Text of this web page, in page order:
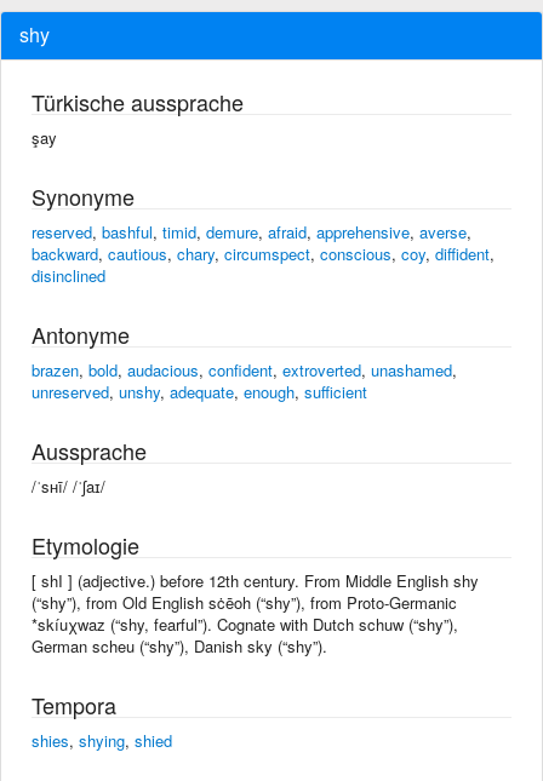
shy
Türkische aussprache
şay
Synonyme
reserved, bashful, timid, demure, afraid, apprehensive, averse,
backward, cautious, chary, circumspect, conscious, coy, diffident,
disinclined
Antonyme
brazen, bold, audacious, confident, extroverted, unashamed,
unreserved, unshy, adequate, enough, sufficient
Aussprache
/ˈsʜī/ /ˈʃaɪ/
Etymologie
[ shI ] (adjective.) before 12th century. From Middle English shy
(“shy”), from Old English sċēoh (“shy”), from Proto-Germanic
*skíuχwaz (“shy, fearful”). Cognate with Dutch schuw (“shy”),
German scheu (“shy”), Danish sky (“shy”).
Tempora
shies, shying, shied